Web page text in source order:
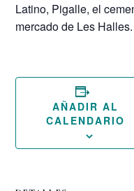
Latino, Pigalle, el
mercado de Les Halles.
AÑADIR AL
CALENDARIO